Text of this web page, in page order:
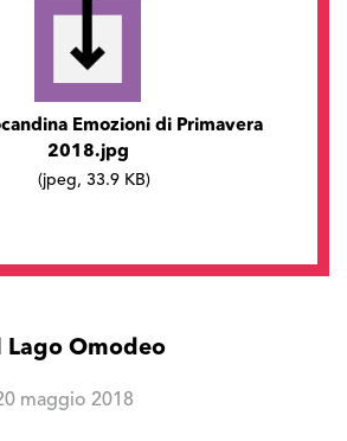
Emozioni di Primavera
2018.jpg
(jpeg, 33.9 KB)
Lago Omodeo
maggio 2018